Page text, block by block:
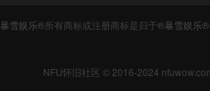
雪娱乐®所有商标或注册商标是归于®暴雪娱乐®
NFU怀旧社区 © 2016-2024